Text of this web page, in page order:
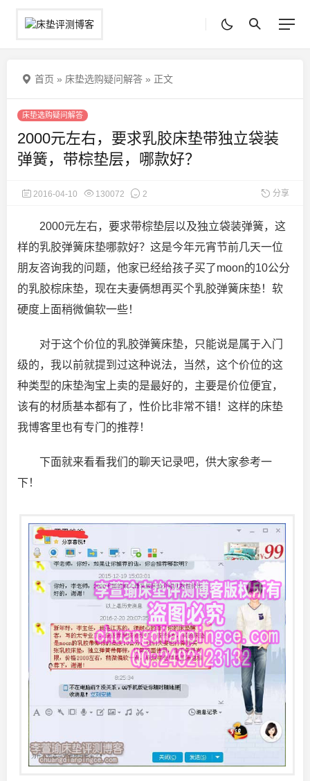
首页 » 床垫选购疑问解答 » 正文
床垫选购疑问解答
2000元左右，要求乳胶床垫带独立袋装
弹簧，带棕垫层，哪款好？
2016-04-10 130072 2 分享
2000元左右，要求带棕垫层以及独立袋装弹簧，这
样的乳胶弹簧床垫哪款好？这是今年元宵节前几天一位
朋友咨询我的问题，他家已经给孩子买了moon的10公分
的乳胶棕床垫，现在夫妻俩想再买个乳胶弹簧床垫！软
硬度上面稍微偏软一些！
对于这个价位的乳胶弹簧床垫，只能说是属于入门
级的，我以前就提到过这种说法，当然，这个价位的这
种类型的床垫淘宝上卖的是最好的，主要是价位便宜，
该有的材质基本都有了，性价比非常不错！这样的床垫
我博客里也有专门的推荐！
下面就来看看我们的聊天记录吧，供大家参考一
下！